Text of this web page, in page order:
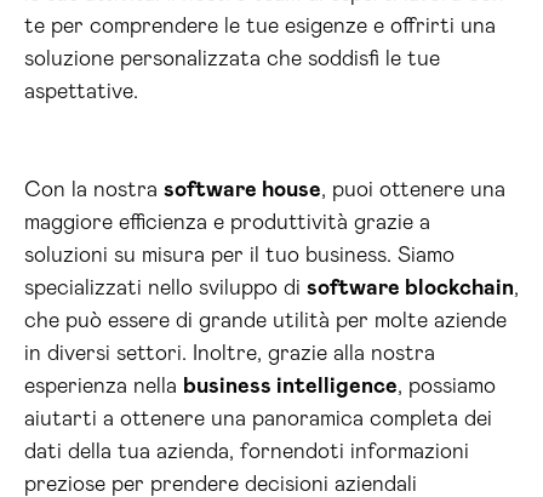
te per comprendere le tue esigenze e offrirti una
soluzione personalizzata che soddisfi le tue
aspettative.
Con la nostra software house, puoi ottenere una
maggiore efficienza e produttività grazie a
soluzioni su misura per il tuo business. Siamo
specializzati nello sviluppo di software blockchain,
che può essere di grande utilità per molte aziende
in diversi settori. Inoltre, grazie alla nostra
esperienza nella business intelligence, possiamo
aiutarti a ottenere una panoramica completa dei
dati della tua azienda, fornendoti informazioni
preziose per prendere decisioni aziendali